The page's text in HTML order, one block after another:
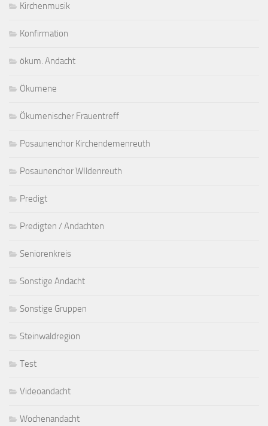
Kirchenmusik
Konfirmation
ökum. Andacht
Ökumene
Ökumenischer Frauentreff
Posaunenchor Kirchendemenreuth
Posaunenchor WIldenreuth
Predigt
Predigten / Andachten
Seniorenkreis
Sonstige Andacht
Sonstige Gruppen
Steinwaldregion
Test
Videoandacht
Wochenandacht